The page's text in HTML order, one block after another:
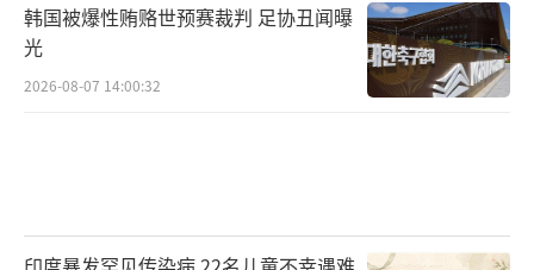
韩国被爆性贿赂世预赛裁判 足协丑闻曝
光
2026-08-07 14:00:32